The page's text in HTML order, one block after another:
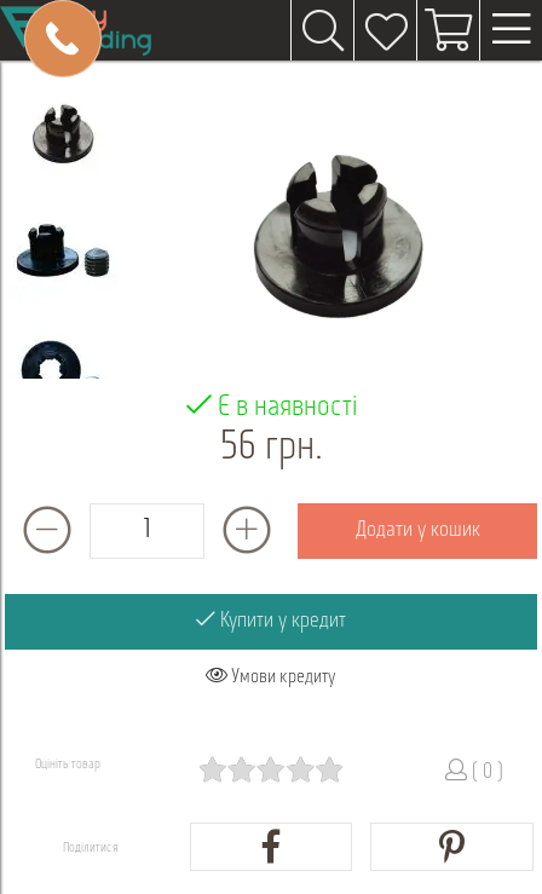
Є в наявності
56 грн.
Додати у кошик
Купити у кредит
Умови кредиту
Оцініть товар ( 0 )
Поділитися